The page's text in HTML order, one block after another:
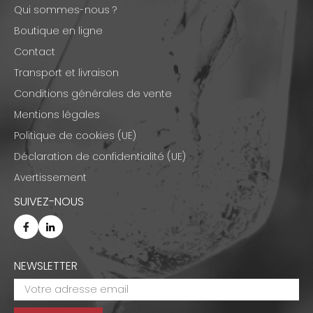
Qui sommes-nous ?
Boutique en ligne
Contact
Transport et livraison
Conditions générales de vente
Mentions légales
Politique de cookies (UE)
Déclaration de confidentialité (UE)
Avertissement
SUIVEZ-NOUS
NEWSLETTER